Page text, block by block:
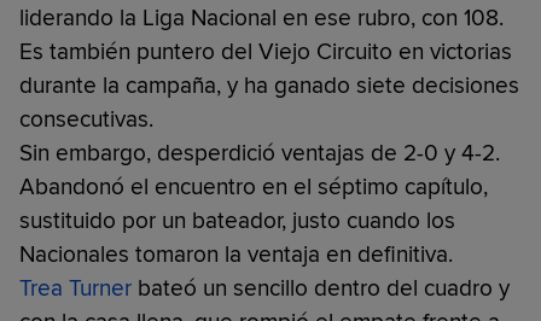
liderando la Liga Nacional en ese rubro, con 108.
Es también puntero del Viejo Circuito en victorias
durante la campaña, y ha ganado siete decisiones
consecutivas.
Sin embargo, desperdició ventajas de 2-0 y 4-2.
Abandonó el encuentro en el séptimo capítulo,
sustituido por un bateador, justo cuando los
Nacionales tomaron la ventaja en definitiva.
Trea Turner bateó un sencillo dentro del cuadro y